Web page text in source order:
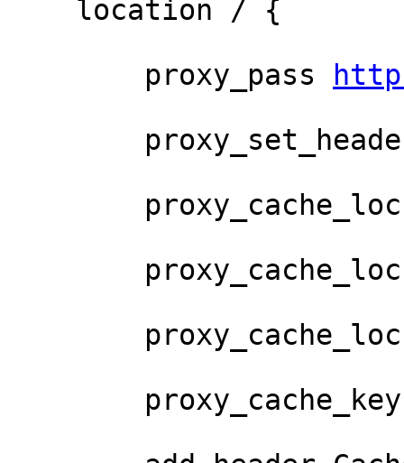
        proxy_pass